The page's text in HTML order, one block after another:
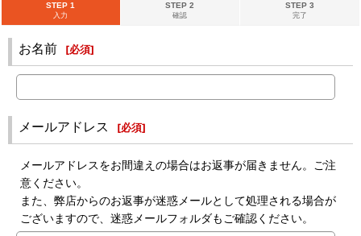
STEP 1
入力
STEP 2
確認
STEP 3
完了
お名前 [必須]
メールアドレス [必須]
メールアドレスをお間違えの場合はお返事が届きません。ご注
意ください。
また、弊店からのお返事が迷惑メールとして処理される場合が
ございますので、迷惑メールフォルダもご確認ください。